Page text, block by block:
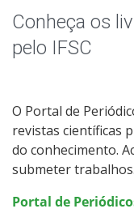
Identidade Visual
Assessoria de
Blog do IFSC
Conheça os
pelo IFSC
O Portal de
revistas científicas
do conhecimento.
submeter trabalhos.
Portal de